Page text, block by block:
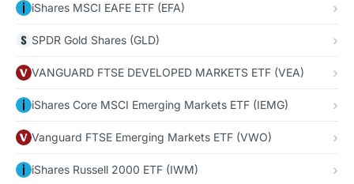
iShares MSCI EAFE ETF (EFA)
SPDR Gold Shares (GLD)
VANGUARD FTSE DEVELOPED MARKETS ETF (VEA)
iShares Core MSCI Emerging Markets ETF (IEMG)
Vanguard FTSE Emerging Markets ETF (VWO)
iShares Russell 2000 ETF (IWM)